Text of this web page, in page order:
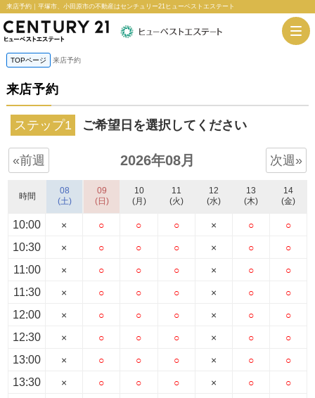
来店予約｜平塚市、小田原市の不動産はセンチュリー21ヒューベストエステート
TOPページ 来店予約
来店予約
ステップ1 ご希望日を選択してください
«前週 2026年08月 次週»
時間
10:00
10:30
11:00
11:30
12:00
12:30
13:00
13:30
08
(土)
×
×
×
×
×
×
×
×
09
(日)
○
○
○
○
○
○
○
○
10
(月)
○
○
○
○
○
○
○
○
11
(火)
○
○
○
○
○
○
○
○
12
(水)
×
×
×
×
×
×
×
×
13
(木)
○
○
○
○
○
○
○
○
14
(金)
○
○
○
○
○
○
○
○